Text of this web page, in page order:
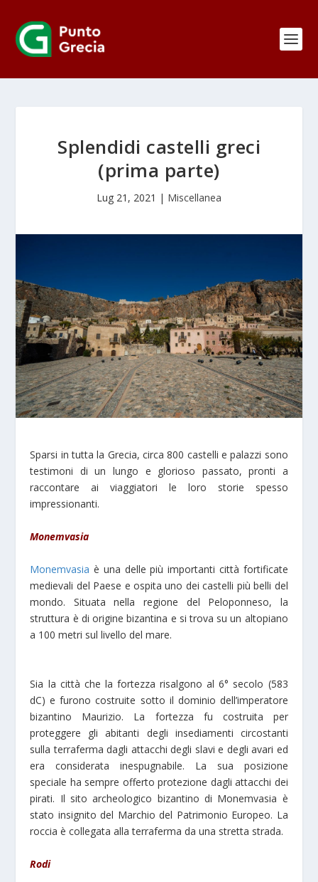
Splendidi castelli greci
(prima parte)
Lug 21, 2021 | Miscellanea
Sparsi in tutta la Grecia, circa 800 castelli e palazzi sono
testimoni di un lungo e glorioso passato, pronti a
raccontare ai viaggiatori le loro storie spesso
impressionanti.
Monemvasia
Monemvasia è una delle più importanti città fortificate
medievali del Paese e ospita uno dei castelli più belli del
mondo. Situata nella regione del Peloponneso, la
struttura è di origine bizantina e si trova su un altopiano
a 100 metri sul livello del mare.
Sia la città che la fortezza risalgono al 6° secolo (583
dC) e furono costruite sotto il dominio dell’imperatore
bizantino Maurizio. La fortezza fu costruita per
proteggere gli abitanti degli insediamenti circostanti
sulla terraferma dagli attacchi degli slavi e degli avari ed
era considerata inespugnabile. La sua posizione
speciale ha sempre offerto protezione dagli attacchi dei
pirati. Il sito archeologico bizantino di Monemvasia è
stato insignito del Marchio del Patrimonio Europeo. La
roccia è collegata alla terraferma da una stretta strada.
Rodi